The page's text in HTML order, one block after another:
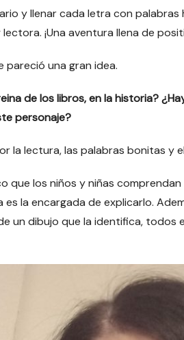
y llenar cada letra con
¡Una aventura llena de
pareció una gran idea.
de los libros, en la historia?
personaje?
la lectura, las palabras bonitas y
que los niños y niñas
es la encargada de explicarlo.
un dibujo que la identifica, todos